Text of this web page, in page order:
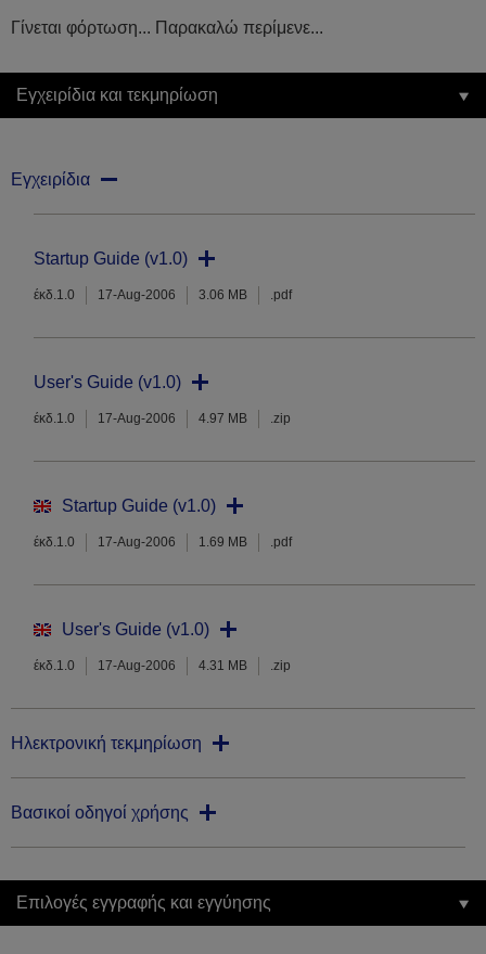
Γίνεται φόρτωση... Παρακαλώ περίμενε...
Εγχειρίδια και τεκμηρίωση
Εγχειρίδια
Startup Guide (v1.0)
έκδ.1.0 17-Aug-2006 3.06 MB .pdf
User's Guide (v1.0)
έκδ.1.0 17-Aug-2006 4.97 MB .zip
Startup Guide (v1.0)
έκδ.1.0 17-Aug-2006 1.69 MB .pdf
User's Guide (v1.0)
έκδ.1.0 17-Aug-2006 4.31 MB .zip
Ηλεκτρονική τεκμηρίωση
Βασικοί οδηγοί χρήσης
Επιλογές εγγραφής και εγγύησης